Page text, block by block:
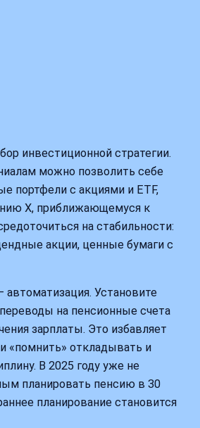
инвестиционной стратегии.
можно позволить себе
портфели с акциями и ETF,
X, приближающемуся к
на стабильности:
акции, ценные бумаги с
Установите
на пенсионные счета
зарплаты. Это избавляет
«помнить» откладывать и
В 2025 году уже не
планировать пенсию в 30
планирование становится